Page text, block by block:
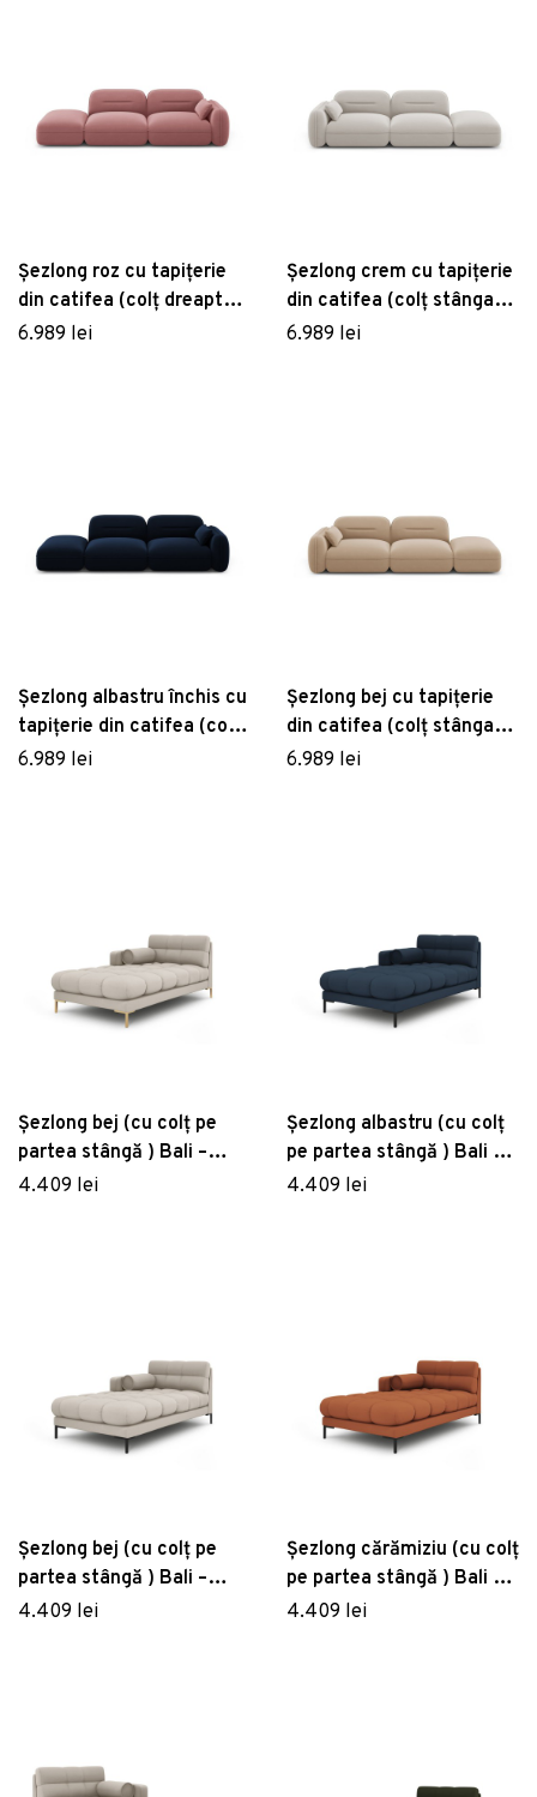
Șezlong roz cu tapițerie
din catifea (colț dreapta)
Audrey – Interieurs 86
6.989 lei
Șezlong crem cu tapițerie
din catifea (colț stânga)
Audrey – Interieurs 86
6.989 lei
Șezlong albastru închis cu
tapițerie din catifea (colț
dreapta) Audrey –
6.989 lei
Șezlong bej cu tapițerie
din catifea (colț stânga)
Audrey – Interieurs 86
6.989 lei
Șezlong bej (cu colț pe
partea stângă ) Bali –
Cosmopolitan Design
4.409 lei
Șezlong albastru (cu colț
pe partea stângă ) Bali –
Cosmopolitan Design
4.409 lei
Șezlong bej (cu colț pe
partea stângă ) Bali –
Cosmopolitan Design
4.409 lei
Șezlong cărămiziu (cu colț
pe partea stângă ) Bali –
Cosmopolitan Design
4.409 lei